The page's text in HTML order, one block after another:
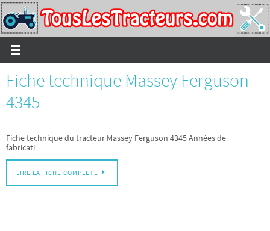
Passer
vers
le
contenu
Fiche technique Massey Ferguson
4345
Fiche technique du tracteur Massey Ferguson 4345 Années de
fabricati…
LIRE LA FICHE COMPLÈTE